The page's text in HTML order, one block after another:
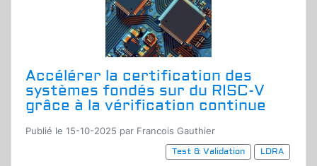
Accélérer la certification des
systèmes fondés sur du RISC-V
grâce à la vérification continue
Publié le 15-10-2025 par Francois Gauthier
Test & Validation
LDRA